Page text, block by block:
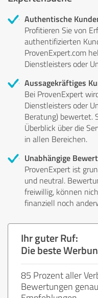
Authentische
Profitieren Sie von
authentifizierten
ProvenExpert.com
Dienstleisters oder
Aussagekräftiges
Bei ProvenExpert
Dienstleisters oder
Beratung) bewertet.
Überblick über die
in allen Bereichen.
Unabhängige
ProvenExpert ist
und neutral.
freiwillig, können
finanziell noch
Ihr guter Ruf:
Die beste
85 Prozent aller
Bewertungen